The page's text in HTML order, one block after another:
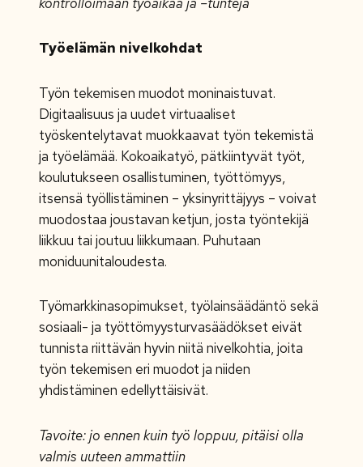
Työelämän nivelkohdat
Työn tekemisen muodot moninaistuvat.
Digitaalisuus ja uudet virtuaaliset
työskentelytavat muokkaavat työn tekemistä
ja työelämää. Kokoaikatyö, pätkiintyvät työt,
koulutukseen osallistuminen, työttömyys,
itsensä työllistäminen – yksinyrittäjyys – voivat
muodostaa joustavan ketjun, josta työntekijä
liikkuu tai joutuu liikkumaan. Puhutaan
moniduunitaloudesta.
Työmarkkinasopimukset, työlainsäädäntö sekä
sosiaali- ja työttömyysturvasäädökset eivät
tunnista riittävän hyvin niitä nivelkohtia, joita
työn tekemisen eri muodot ja niiden
yhdistäminen edellyttäisivät.
Tavoite: jo ennen kuin työ loppuu, pitäisi olla
valmis uuteen ammattiin